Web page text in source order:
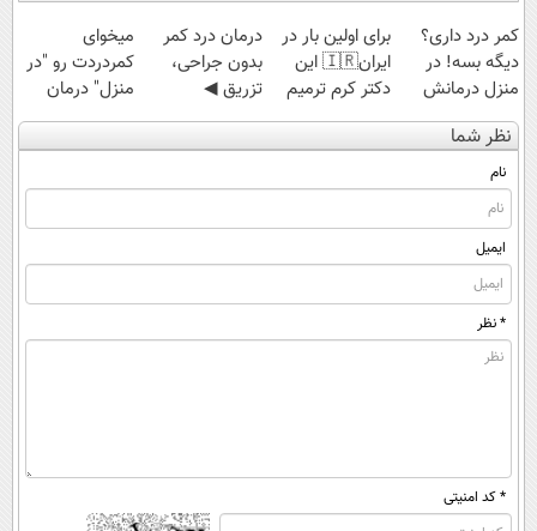
کمر درد داری؟
دیگه بسه! در
منزل درمانش
کن
(◀پرسش‌نامه)
برای اولین بار در
ایران🇮🇷 این
دکتر کرم ترمیم
کننده 23 روزه
ساخت!
درمان درد کمر
بدون جراحی،
تزریق ◀
پرسش‌نامه رو پر
کن ▶
میخوای
کمردردت رو "در
منزل" درمان
کنی؟ (◂فیلم +
◂پرسش‌نامه)
نظر شما
نام
ایمیل
* نظر
* کد امنیتی